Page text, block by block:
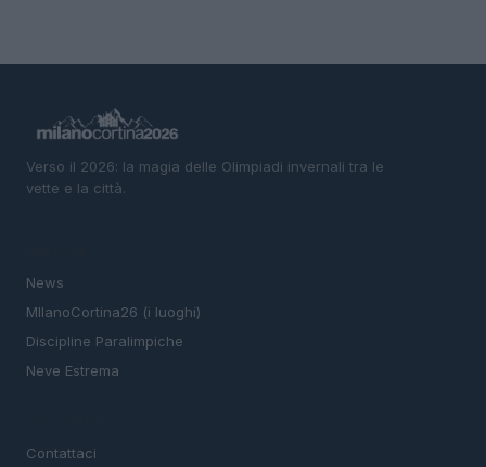
Verso il 2026: la magia delle Olimpiadi invernali tra le
vette e la città.
News
MIlanoCortina26 (i luoghi)
Discipline Paralimpiche
Neve Estrema
Contattaci